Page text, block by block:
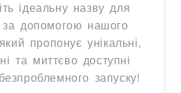
ідеальну назву для
допомогою нашого
пропонує унікальні,
та миттєво доступні
запуску!